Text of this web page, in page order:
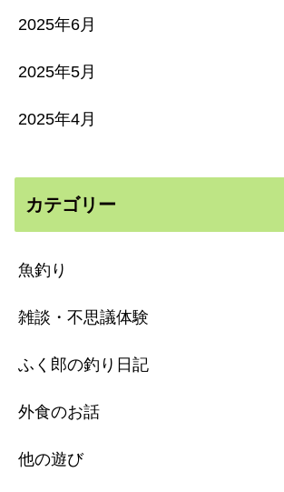
2025年6月
2025年5月
2025年4月
カテゴリー
魚釣り
雑談・不思議体験
ふく郎の釣り日記
外食のお話
他の遊び